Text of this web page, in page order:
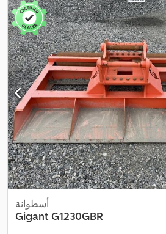
أسطوانة
Gigant G1230GBR